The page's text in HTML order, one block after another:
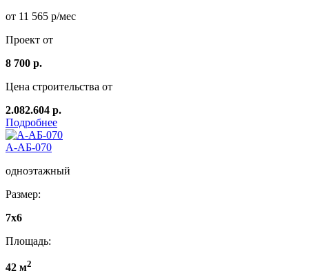
от 11 565 р/мес
Проект от
8 700 р.
Цена строительства от
2.082.604 р.
Подробнее
А-АБ-070
одноэтажный
Размер:
7x6
Площадь:
42 м2